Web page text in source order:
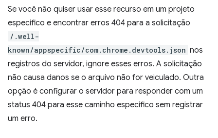
Se você não quiser usar esse recurso em um projeto
específico e encontrar erros 404 para a solicitação
/.well-
known/appspecific/com.chrome.devtools.json nos
registros do servidor, ignore esses erros. A solicitação
não causa danos se o arquivo não for veiculado. Outra
opção é configurar o servidor para responder com um
status 404 para esse caminho específico sem registrar
um erro.